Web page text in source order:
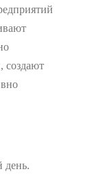
создают
день.